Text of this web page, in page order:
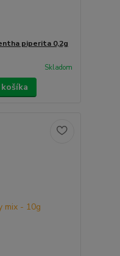
piperita 0,2g
Skladom